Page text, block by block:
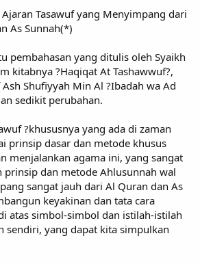
Tasawuf yang Menyimpang dari
As Sunnah(*)
pembahasan yang ditulis oleh Syaikh
kitabnya ?Haqiqat At Tashawwuf?,
Shufiyyah Min Al ?Ibadah wa Ad
sedikit perubahan.
?khususnya yang ada di zaman
prinsip dasar dan metode khusus
menjalankan agama ini, yang sangat
prinsip dan metode Ahlusunnah wal
sangat jauh dari Al Quran dan As
keyakinan dan tata cara
atas simbol-simbol dan istilah-istilah
sendiri, yang dapat kita simpulkan